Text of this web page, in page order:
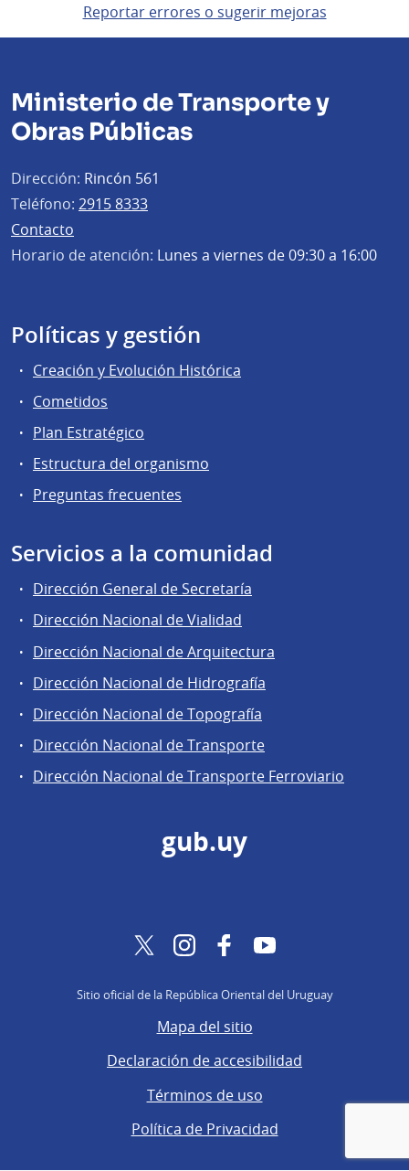
Reportar errores o sugerir mejoras
Ministerio de Transporte y
Obras Públicas
Dirección: Rincón 561
Teléfono: 2915 8333
Contacto
Horario de atención: Lunes a viernes de 09:30 a 16:00
Políticas y gestión
Creación y Evolución Histórica
Cometidos
Plan Estratégico
Estructura del organismo
Preguntas frecuentes
Servicios a la comunidad
Dirección General de Secretaría
Dirección Nacional de Vialidad
Dirección Nacional de Arquitectura
Dirección Nacional de Hidrografía
Dirección Nacional de Topografía
Dirección Nacional de Transporte
Dirección Nacional de Transporte Ferroviario
gub.uy
TwitterInstagramFacebookYouTube
Sitio oficial de la República Oriental del Uruguay
Mapa del sitio
Declaración de accesibilidad
Términos de uso
Política de Privacidad